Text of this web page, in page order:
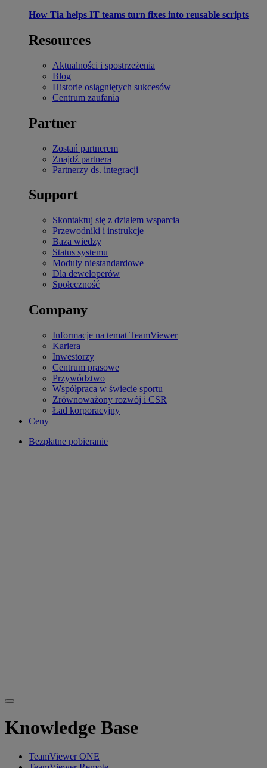
How Tia helps IT teams turn fixes into reusable scripts
Resources
Aktualności i spostrzeżenia
Blog
Historie osiągniętych sukcesów
Centrum zaufania
Partner
Zostań partnerem
Znajdź partnera
Partnerzy ds. integracji
Support
Skontaktuj się z działem wsparcia
Przewodniki i instrukcje
Baza wiedzy
Status systemu
Moduły niestandardowe
Dla deweloperów
Społeczność
Company
Informacje na temat TeamViewer
Kariera
Inwestorzy
Centrum prasowe
Przywództwo
Współpraca w świecie sportu
Zrównoważony rozwój i CSR
Ład korporacyjny
Ceny
Bezpłatne pobieranie
Knowledge Base
TeamViewer ONE